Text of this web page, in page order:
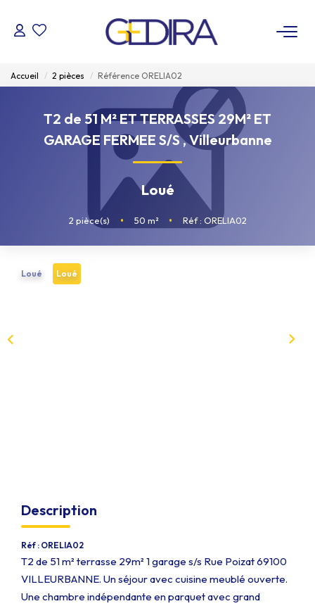
ACHETER
LOUER
ESTIMER
FAIRE GÉRER
Administrateur De Biens
Accueil 2 pièces Référence ORELIA02
T2 de 51 M² ET TERRASSES 29M² ET
GARAGE FERMEE S/S,Villeurbanne
Loué
2 pièce(s) • 50 m² • Réf : ORELIA02
Loué Loué
Description
Réf : ORELIA02
T2 de 51 m² terrasse 29m² 1 garage s/s Rue Poizat 69100
VILLEURBANNE. Un séjour avec cuisine meublé ouverte.
Une chambre indépendante en parquet avec grand